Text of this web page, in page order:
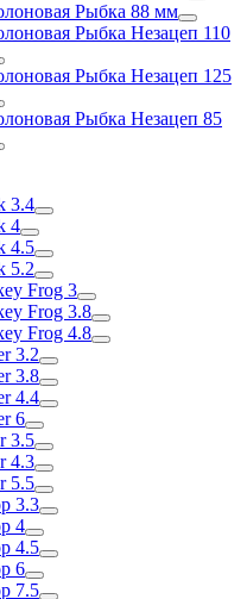
Рыбка 88 мм
Рыбка Незацеп 110
Рыбка Незацеп 125
Рыбка Незацеп 85
3.4
4
4.5
5.2
Frog 3
Frog 3.8
Frog 4.8
3.2
3.8
4.4
6
3.5
4.3
5.5
3.3
4
4.5
6
7.5